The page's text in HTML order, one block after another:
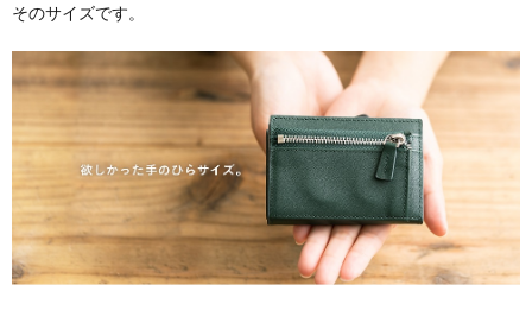
そのサイズです。